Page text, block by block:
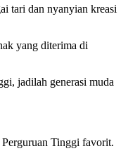
tari dan nyanyian kreasi
yang diterima di
jadilah generasi muda
Tinggi favorit.